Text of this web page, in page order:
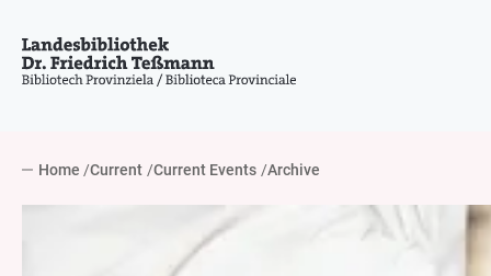
Home Current Current Events Archive